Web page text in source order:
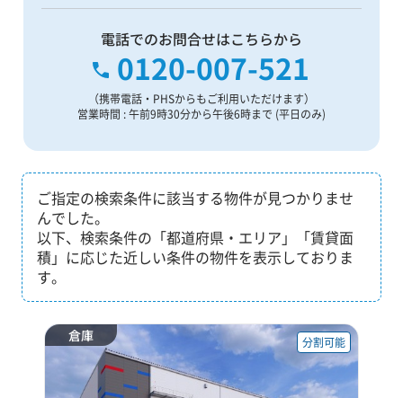
電話でのお問合せはこちらから
0120-007-521
（携帯電話・PHSからもご利用いただけます）
営業時間 : 午前9時30分から午後6時まで (平日のみ)
ご指定の検索条件に該当する物件が見つかりませ
んでした。
以下、検索条件の「都道府県・エリア」「賃貸面
積」に応じた近しい条件の物件を表示しておりま
す。
倉庫 分割可能